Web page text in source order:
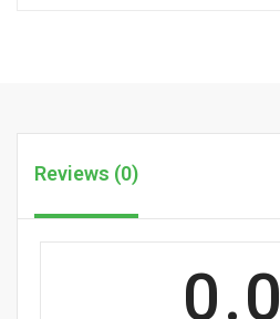
Reviews (0)
0.0